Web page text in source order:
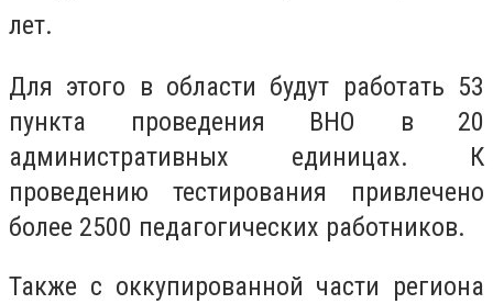
лет.
Для этого в области будут работать 53
пункта проведения ВНО в 20
административных единицах. К
проведению тестирования привлечено
более 2500 педагогических работников.
Также с оккупированной части региона